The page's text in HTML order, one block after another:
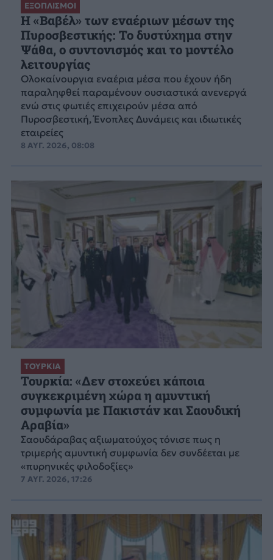
ΕΞΟΠΛΙΣΜΟΙ
H «Βαβέλ» των εναέριων μέσων της
Πυροσβεστικής: Το δυστύχημα στην
Ψάθα, ο συντονισμός και το μοντέλο
λειτουργίας
Ολοκαίνουργια εναέρια μέσα που έχουν ήδη
παραληφθεί παραμένουν ουσιαστικά ανενεργά
ενώ στις φωτιές επιχειρούν μέσα από
Πυροσβεστική, Ένοπλες Δυνάμεις και ιδιωτικές
εταιρείες
8 ΑΥΓ. 2026, 08:08
ΤΟΥΡΚΙΑ
Τουρκία: «Δεν στοχεύει κάποια
συγκεκριμένη χώρα η αμυντική
συμφωνία με Πακιστάν και Σαουδική
Αραβία»
Σαουδάραβας αξιωματούχος τόνισε πως η
τριμερής αμυντική συμφωνία δεν συνδέεται με
«πυρηνικές φιλοδοξίες»
7 ΑΥΓ. 2026, 17:26